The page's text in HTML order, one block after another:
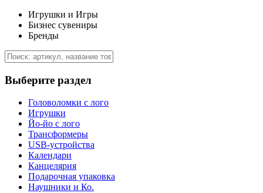
Игрушки и Игры
Бизнес сувениры
Бренды
Выберите раздел
Головоломки с лого
Игрушки
Йо-йо с лого
Трансформеры
USB-устройства
Календари
Канцелярия
Подарочная упаковка
Наушники и Ко.